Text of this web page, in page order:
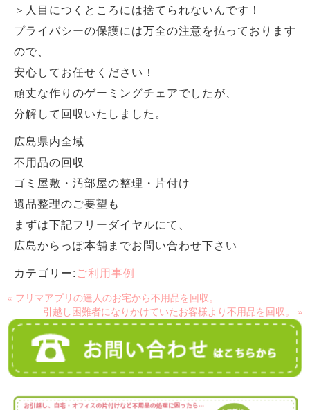
＞人目につくところには捨てられないんです！
プライバシーの保護には万全の注意を払っております
ので、
安心してお任せください！
頑丈な作りのゲーミングチェアでしたが、
分解して回収いたしました。
広島県内全域
不用品の回収
ゴミ屋敷・汚部屋の整理・片付け
遺品整理のご要望も
まずは下記フリーダイヤルにて、
広島からっぽ本舗までお問い合わせ下さい
カテゴリー:ご利用事例
« フリマアプリの達人のお宅から不用品を回収。
引越し困難者になりかけていたお客様より不用品を回収。 »